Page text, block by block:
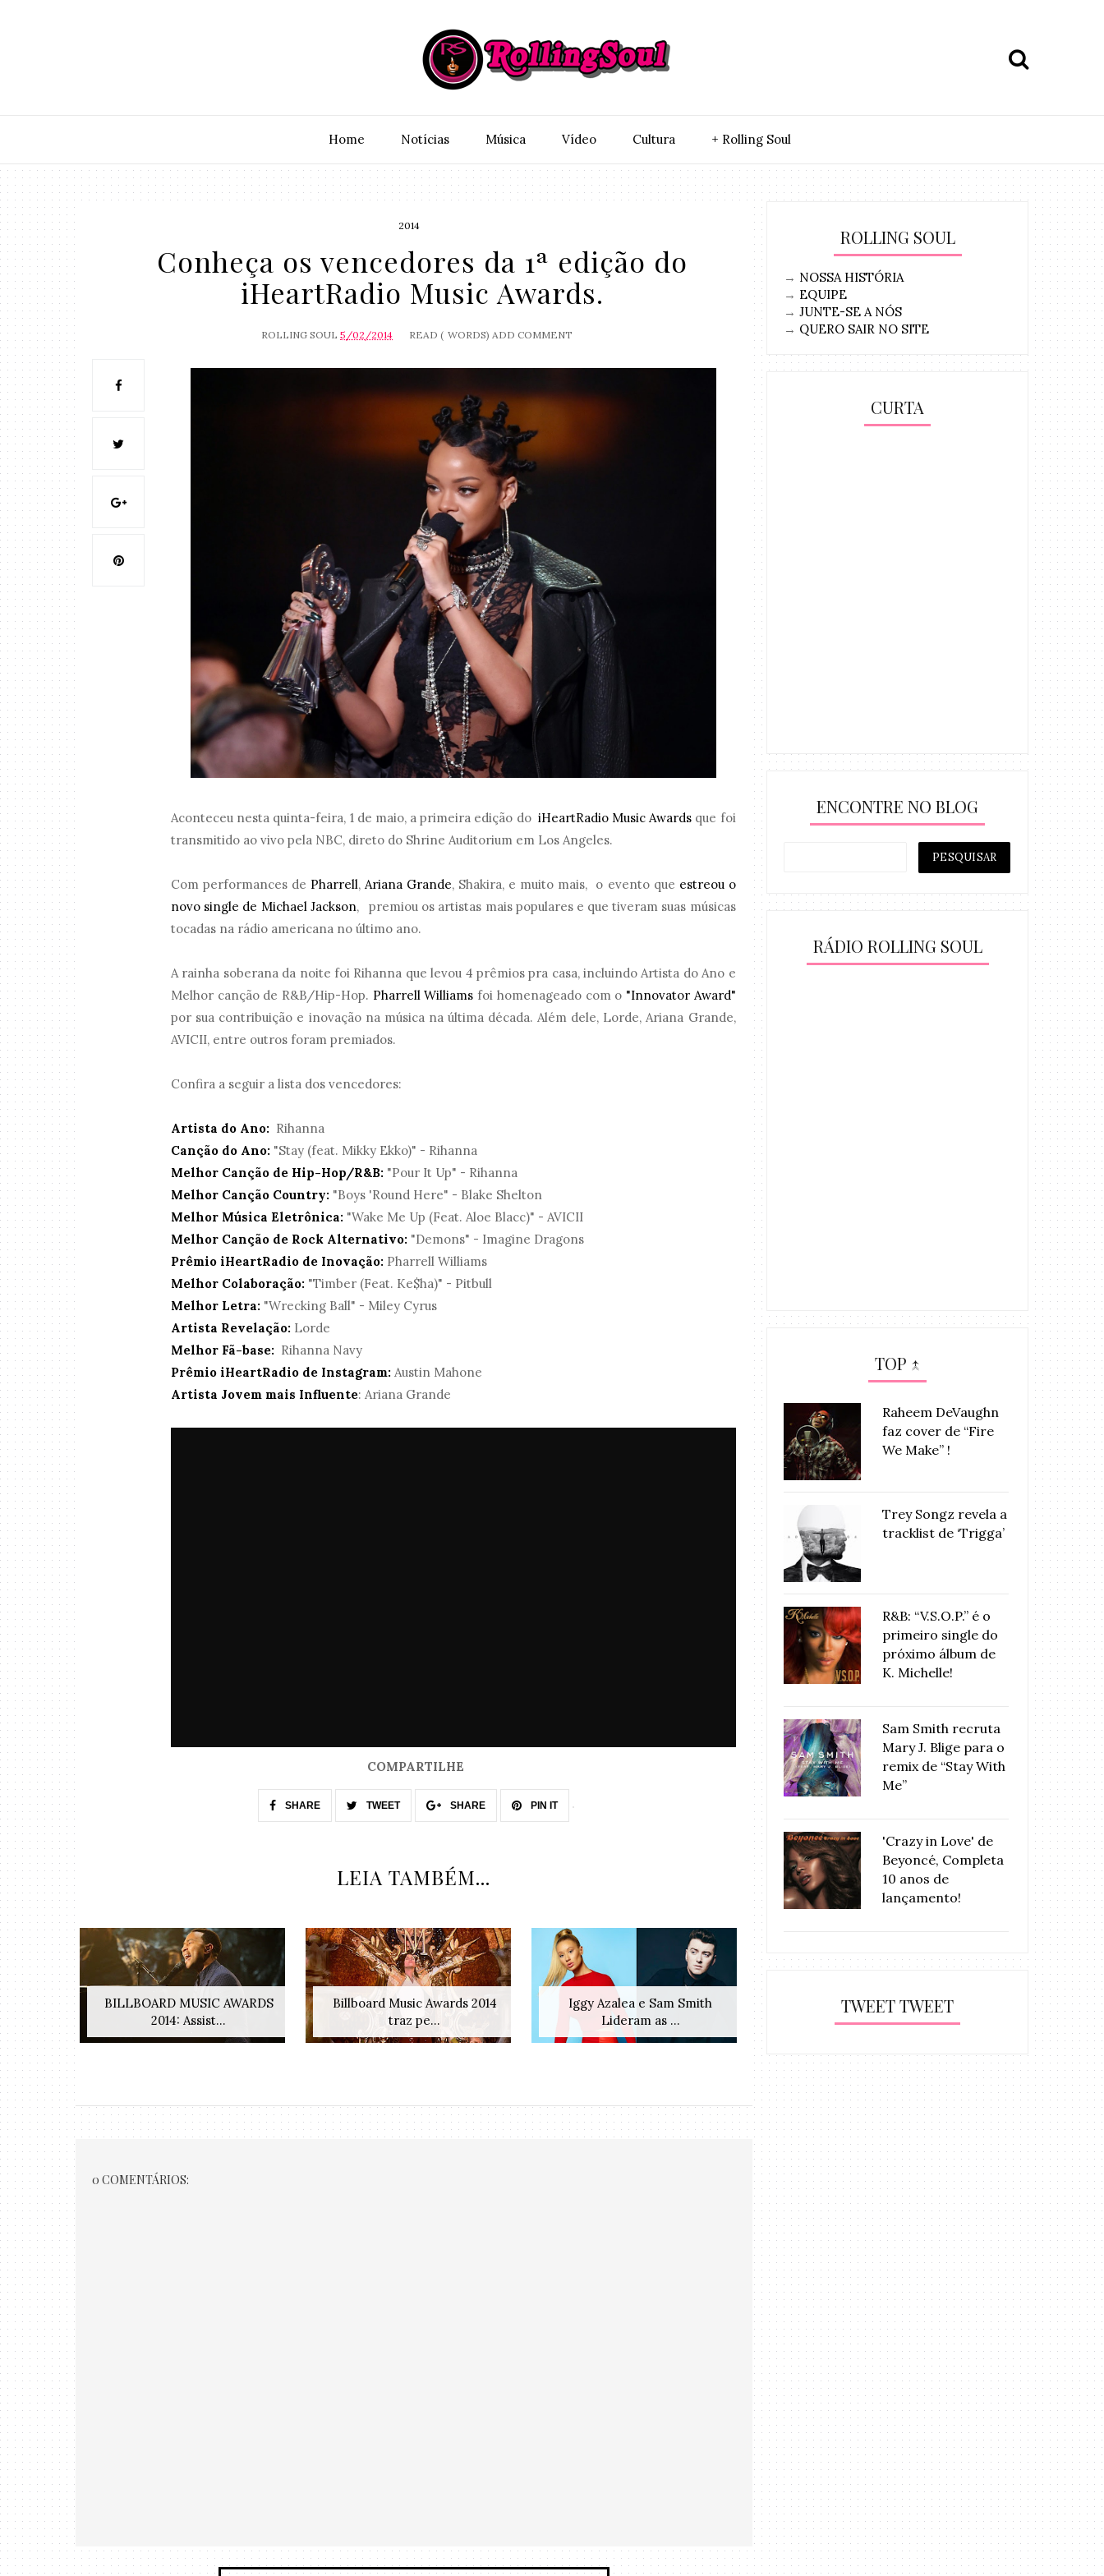
Home Notí­cias Música Vídeo Cultura + Rolling Soul
2014
Conheça os vencedores da 1ª edição do
iHeartRadio Music Awards.
ROLLING SOUL5/02/2014 READ ( WORDS) ADD COMMENT
Aconteceu nesta quinta-feira, 1 de maio, a primeira edição do iHeartRadio Music Awards que foi
transmitido ao vivo pela NBC, direto do Shrine Auditorium em Los Angeles.
Com performances de Pharrell, Ariana Grande, Shakira, e muito mais, o evento que estreou o
novo single de Michael Jackson, premiou os artistas mais populares e que tiveram suas músicas
tocadas na rádio americana no último ano.
A rainha soberana da noite foi Rihanna que levou 4 prêmios pra casa, incluindo Artista do Ano e
Melhor canção de R&B/Hip-Hop. Pharrell Williams foi homenageado com o "Innovator Award"
por sua contribuição e inovação na música na última década. Além dele, Lorde, Ariana Grande,
AVICII, entre outros foram premiados.
Confira a seguir a lista dos vencedores:
Artista do Ano: Rihanna
Canção do Ano: "Stay (feat. Mikky Ekko)" - Rihanna
Melhor Canção de Hip-Hop/R&B: "Pour It Up" - Rihanna
Melhor Canção Country: "Boys 'Round Here" - Blake Shelton
Melhor Música Eletrônica: "Wake Me Up (Feat. Aloe Blacc)" - AVICII
Melhor Canção de Rock Alternativo: "Demons" - Imagine Dragons
Prêmio iHeartRadio de Inovação: Pharrell Williams
Melhor Colaboração: "Timber (Feat. Ke$ha)" - Pitbull
Melhor Letra: "Wrecking Ball" - Miley Cyrus
Artista Revelação: Lorde
Melhor Fã-base: Rihanna Navy
Prêmio iHeartRadio de Instagram: Austin Mahone
Artista Jovem mais Influente: Ariana Grande
COMPARTILHE
SHARE TWEET SHARE PIN IT
LEIA TAMBÉM...
BILLBOARD MUSIC AWARDS
2014: Assist...
Billboard Music Awards 2014
traz pe...
Iggy Azalea e Sam Smith
Lideram as ...
Pharrell canta medley e recebe
o 1º...
Usher dança
novo
0 COMENTÁRIOS:
ROLLING SOUL
→ NOSSA HISTÓRIA
→ EQUIPE
→ JUNTE-SE A NÓS
→ QUERO SAIR NO SITE
CURTA
ENCONTRE NO BLOG
RÁDIO ROLLING SOUL
TOP ↑
Raheem DeVaughn
faz cover de “Fire
We Make” !
Trey Songz revela a
tracklist de ‘Trigga’
R&B: “V.S.O.P.” é o
primeiro single do
próximo álbum de
K. Michelle!
Sam Smith recruta
Mary J. Blige para o
remix de “Stay With
Me”
'Crazy in Love' de
Beyoncé, Completa
10 anos de
lançamento!
TWEET TWEET